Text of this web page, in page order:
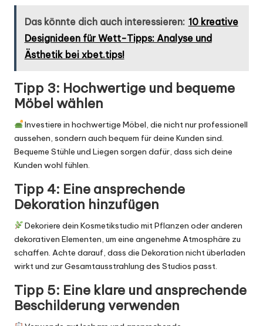
Das könnte dich auch interessieren: 10 kreative
Designideen für Wett-Tipps: Analyse und
Ästhetik bei xbet.tips!
Tipp 3: Hochwertige und bequeme
Möbel wählen
Investiere in hochwertige Möbel, die nicht nur professionell
aussehen, sondern auch bequem für deine Kunden sind.
Bequeme Stühle und Liegen sorgen dafür, dass sich deine
Kunden wohl fühlen.
Tipp 4: Eine ansprechende
Dekoration hinzufügen
Dekoriere dein Kosmetikstudio mit Pflanzen oder anderen
dekorativen Elementen, um eine angenehme Atmosphäre zu
schaffen. Achte darauf, dass die Dekoration nicht überladen
wirkt und zur Gesamtausstrahlung des Studios passt.
Tipp 5: Eine klare und ansprechende
Beschilderung verwenden